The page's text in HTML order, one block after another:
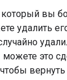
который вы
удалить
это